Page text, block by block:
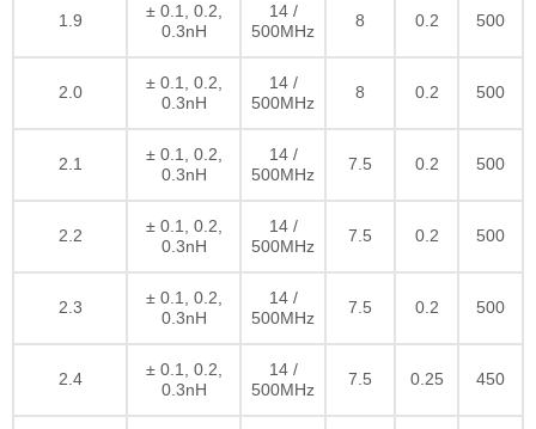
1.9
± 0.1, 0.2,
0.3nH
14 /
500MHz
8 0.2 500
2.0
± 0.1, 0.2,
0.3nH
14 /
500MHz
8 0.2 500
2.1
± 0.1, 0.2,
0.3nH
14 /
500MHz
7.5 0.2 500
2.2
± 0.1, 0.2,
0.3nH
14 /
500MHz
7.5 0.2 500
2.3
± 0.1, 0.2,
0.3nH
14 /
500MHz
7.5 0.2 500
2.4
± 0.1, 0.2,
0.3nH
14 /
500MHz
7.5 0.25 450